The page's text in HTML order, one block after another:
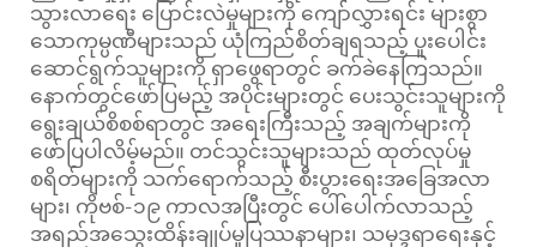
သွားလာရေး ပြောင်းလဲမှုများကို ကျော်လွှားရင်း များစွာ
သောကုမ္ပဏီများသည် ယုံကြည်စိတ်ချရသည့် ပူးပေါင်း
ဆောင်ရွက်သူများကို ရှာဖွေရာတွင် ခက်ခဲနေကြသည်။
နောက်တွင်ဖော်ပြမည့် အပိုင်းများတွင် ပေးသွင်းသူများကို
ရွေးချယ်စိစစ်ရာတွင် အရေးကြီးသည့် အချက်များကို
ဖော်ပြပါလိမ့်မည်။ တင်သွင်းသူများသည် ထုတ်လုပ်မှု
စရိတ်များကို သက်ရောက်သည့် စီးပွားရေးအခြေအလာ
များ၊ ကိုဗစ်-၁၉ ကာလအပြီးတွင် ပေါ်ပေါက်လာသည့်
အရည်အသွေးထိန်းချုပ်မှုပြဿနာများ၊ သမုဒ္ဒရာရေးနှင့်